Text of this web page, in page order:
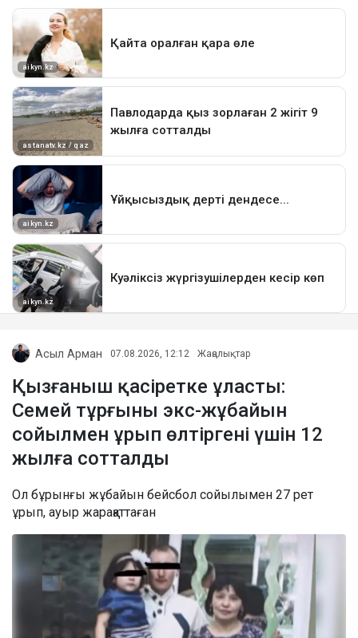
Асыл Арман 07.08.2026, 12:12 Жаңалықтар
Қызғаныш қасіретке ұласты:
Семей тұрғыны экс-жұбайын
сойылмен ұрып өлтіргені үшін 12
жылға сотталды
Ол бұрынғы жұбайын бейсбол сойылымен 27 рет
ұрып, ауыр жарақаттаған